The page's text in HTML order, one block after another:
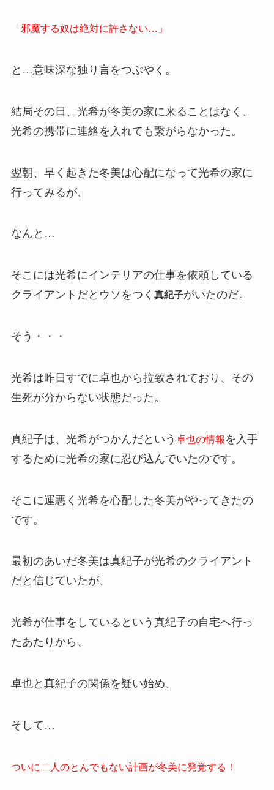
「邪魔する奴は絶対に許さない…」
と…意味深な独り言をつぶやく。
結局その日、光希が冬美の家に来ることはなく、
光希の携帯に連絡を入れても繋がらなかった。
翌朝、早く起きた冬美は心配になって光希の家に
行ってみるが、
なんと…
そこには光希にインテリアの仕事を依頼している
クライアントだとウソをつく 真紀子がいたのだ。
そう・・・
光希は昨日すでに卓也から拉致されており、その
生死が分からない状態だった。
真紀子は、光希がつかんだという 卓也の情報 を入手
するために光希の家に忍び込んでいたのです。
そこに運悪く光希を心配した冬美がやってきたの
です。
最初のあいだ冬美は真紀子が光希のクライアント
だと信じていたが、
光希が仕事をしているという真紀子の自宅へ行っ
たあたりから、
卓也と真紀子の関係を疑い始め、
そして…
ついに二人のとんでもない計画が冬美に発覚する！